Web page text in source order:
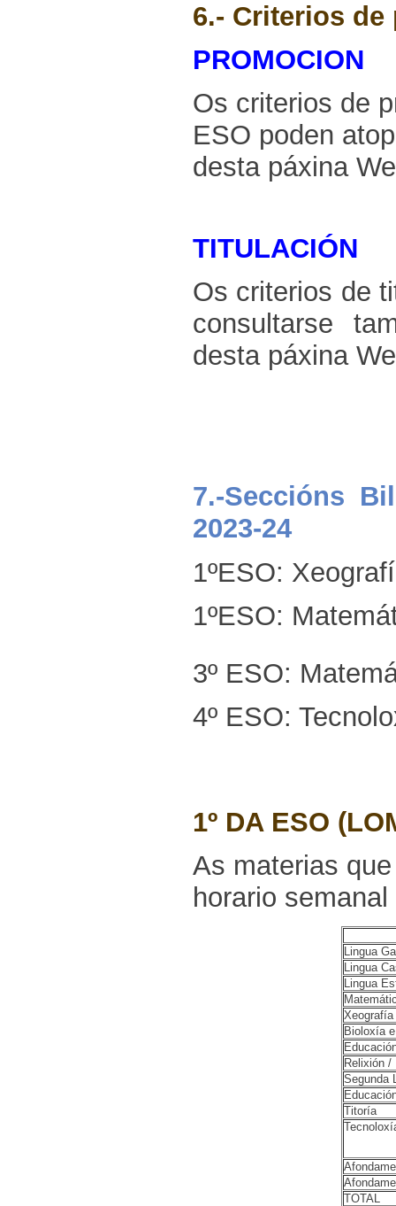
6.- Criterios
PROMOCION
Os criterios de
ESO poden
desta páxina
TITULACIÓN
Os criterios de
consultarse
desta páxina
7.-Seccións
2023-24
1ºESO:
1ºESO:
3º ESO:
4º ESO:
1º DA ESO
As materias
horario
Lingua
Lingua
Lingua
Bioloxía
Relixión
Segunda
Titoría
TOTAL